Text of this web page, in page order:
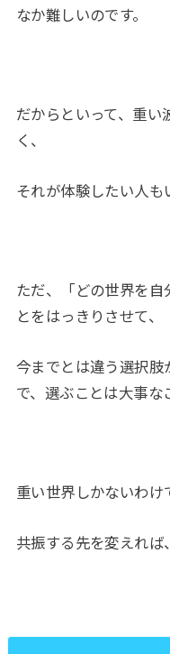
なか難しいのです。
だからといって、重
く、
それが体験したい人も
ただ、「どの世界を
とをはっきりさせて、
今までとは違う選択
で、選ぶことは大事な
重い世界しかないわけ
共振する先を変えれば